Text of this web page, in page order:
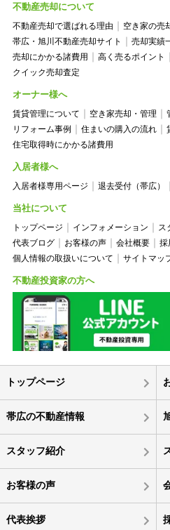
不動産売却について
不動産売却で選ばれる理由
空き家の売
帯広・旭川不動産売却サイト
売却実績
売却にかかる諸費用
高く売るポイント
クイック売却査定
オーナー様へ
賃貸管理について 空き家売却・管理
リフォーム事例
住まいの購入の流れ
住宅取得時にかかる諸費用
入居者様へ
入居者様専用ページ 退去受付（帯広）
当社について
トップページ インフォメーション ス
代表ブログ
お客様の声 会社概要 採
個人情報の取扱いについて
サイトマッ
不動産投資家の方へ
トップページ
帯広の不動産情報
スタッフ紹介
お客様の声
代表挨拶